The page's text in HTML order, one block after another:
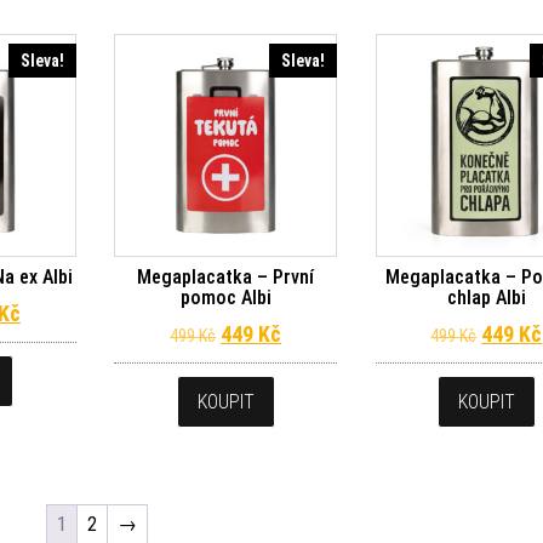
Sleva!
ex Albi
cena byla: 499 Kč.
KčAktuální cena je: 449 Kč.
Sleva!
Megaplacatka – První
pomoc Albi
499Kč Původní cena byla: 499 Kč.
449 Kč Aktuální cena je: 449 Kč.
KOUPIT
Megaplacatka –
chlap Albi
499Kč 449 Kč
KOUPIT
1 2 →